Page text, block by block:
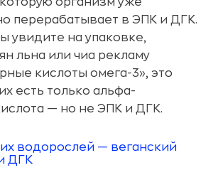
перерабатывает в ЭПК и ДГК.
увидите на упаковке,
льна или чиа рекламу
кислоты омега-3», это
есть только альфа-
— но не ЭПК и ДГК.